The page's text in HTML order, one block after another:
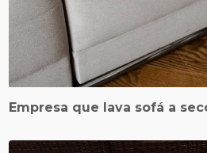
Empresa que lava sofá a